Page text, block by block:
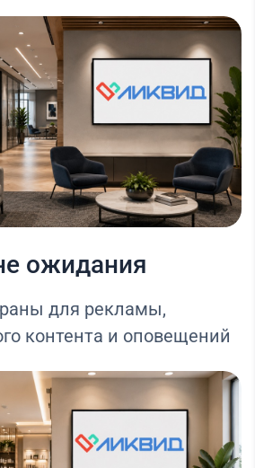
ожидания
для рекламы,
контента и оповещений